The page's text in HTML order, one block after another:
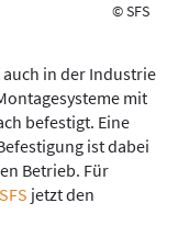
© SFS
in der Industrie
mit
befestigt. Eine
ist dabei
Betrieb. Für
SFS jetzt den